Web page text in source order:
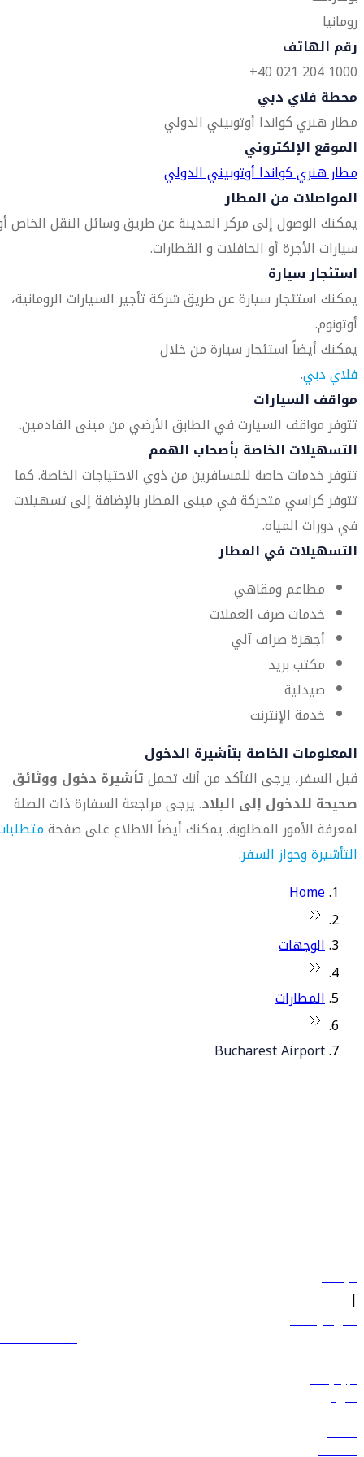
رومانيا
رقم الهاتف
1000 204 021 40+
محطة فلاي دبي
مطار هنري كواندا أوتوبيني الدولي
الموقع الإلكتروني
مطار هنري كواندا أوتوبيني الدولي
المواصلات من المطار
يمكنك الوصول إلى مركز المدينة عن طريق وسائل النقل الخاص
سيارات الأجرة أو الحافلات و القطارات.
استئجار سيارة
يمكنك استئجار سيارة عن طريق شركة تأجير السيارات الرومانية،
أوتونوم.
يمكنك أيضاً استئجار سيارة من خلال
فلاي دبي.
مواقف السيارات
تتوفر مواقف السيارت في الطابق الأرضي من مبنى القادمين.
التسهيلات الخاصة بأصحاب الهمم
تتوفر خدمات خاصة للمسافرين من ذوي الاحتياجات الخاصة. كما
تتوفر كراسي متحركة في مبنى المطار بالإضافة إلى تسهيلات
في دورات المياه.
التسهيلات في المطار
مطاعم ومقاهي
خدمات صرف العملات
أجهزة صراف آلي
مكتب بريد
صيدلية
خدمة الإنترنت
المعلومات الخاصة بتأشيرة الدخول
قبل السفر، يرجى التأكد من أنك تحملتأشيرة دخول ووثائق
صحيحة للدخول إلى البلاد. يرجى مراجعة السفارة ذات الصلة
لمعرفة الأمور المطلوبة. يمكنك أيضاً الاطلاع على صفحة
التأشيرة وجواز السفر.
Home
الوجهات
المطارات
Bucharest Airport
سياساتنا
|
الشروط والأحكام
600 544 445
حجز الرحلات
العروض
الوجهات
الأمتعة
المساعدة